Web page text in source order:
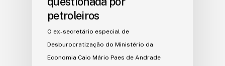
petroleiros
O ex-secretário especial de
Desburocratização do Ministério da
Economia Caio Mário Paes de Andrade